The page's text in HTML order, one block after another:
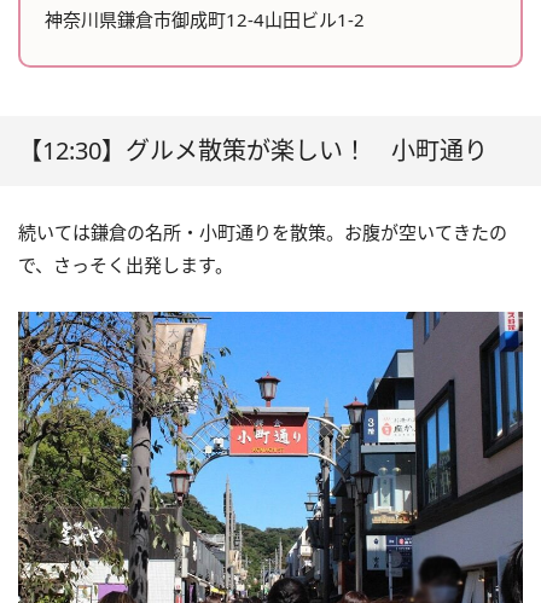
神奈川県鎌倉市御成町12-4山田ビル1-2
【12:30】グルメ散策が楽しい！ 小町通り
続いては鎌倉の名所・小町通りを散策。お腹が空いてきたの
で、さっそく出発します。